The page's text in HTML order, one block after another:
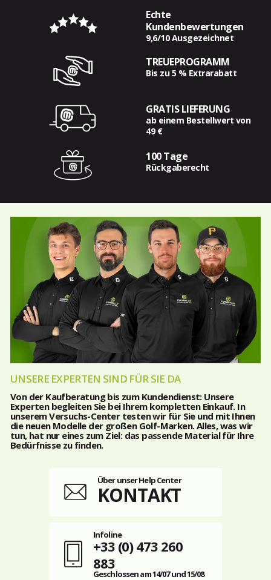
Echte
Kundenbewertungen
9,6/10 Ausgezeichnet
TREUEPROGRAMM
Bis zu 5 % Extrarabatt
GRATIS LIEFERUNG
ab einem Bestellwert von
49 €
100 Tage
Rückgaberecht
UNSERE EXPERTEN SIND FÜR SIE DA
Von der Kaufberatung bis zum Kundendienst: Unsere
Experten begleiten Sie bei Ihrem kompletten Einkauf.In
unserem Versuchs-Center testen wir für Sie und mit Ihnen
die neuen Modelle der großen Golf-Marken. Alles, was wir
tun, hat nur eines zum Ziel: das passende Material für Ihre
Bedürfnisse zu finden.
Über unser Help Center
KONTAKT
Infoline
+33 (0) 473 260
883
Geschlossen am 14/07 und 15/08